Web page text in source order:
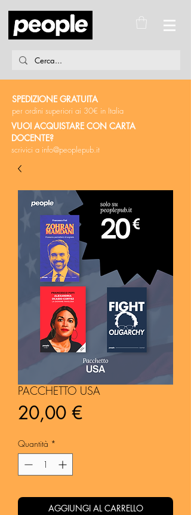
SPEDIZIONE GRATUITA
per ordini superiori ai 30€ in Italia
VUOI ACQUISTARE CON CARTA
DOCENTE?
scrivici a info@peoplepub.it
PACCHETTO USA
20,00 €Prezzo
Quantità *
AGGIUNGI AL CARRELLO